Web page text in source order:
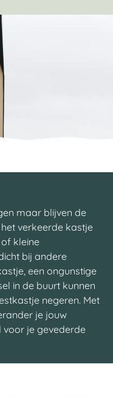
maar blijven de
verkeerde kastje
kleine
bij andere
een ongunstige
in de buurt kunnen
negeren. Met
je jouw
voor je gevederde